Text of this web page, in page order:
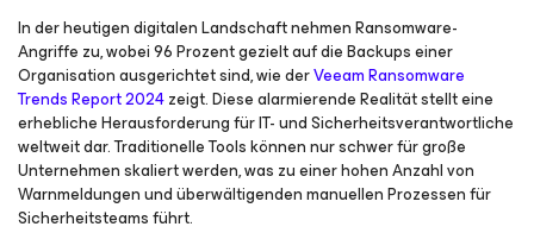
In der heutigen digitalen Landschaft nehmen Ransomware-
Angriffe zu, wobei 96 Prozent gezielt auf die Backups einer
Organisation ausgerichtet sind, wie derVeeam Ransomware
Trends Report 2024zeigt. Diese alarmierende Realität stellt eine
erhebliche Herausforderung für IT- und Sicherheitsverantwortliche
weltweit dar. Traditionelle Tools können nur schwer für große
Unternehmen skaliert werden, was zu einer hohen Anzahl von
Warnmeldungen und überwältigenden manuellen Prozessen für
Sicherheitsteams führt.